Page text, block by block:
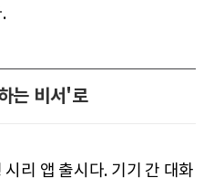
는 비서'로
리 앱 출시다. 기기 간 대화